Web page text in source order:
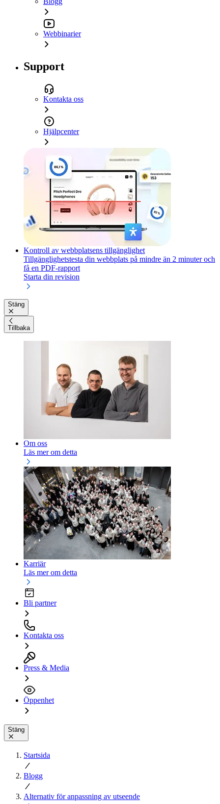
Webbinarier
Support
Kontakta oss
Hjälpcenter
Kontroll av webbplatsens tillgänglighet
Tillgänglighetstesta din webbplats på mindre än 2 minuter och
få en PDF-rapport
Starta din revision
Stäng
Tillbaka
Om oss
Läs mer om detta
Karriär
Läs mer om detta
Bli partner
Kontakta oss
Press & Media
Öppenhet
Stäng
Startsida
Blogg
Alternativ för anpassning av utseende